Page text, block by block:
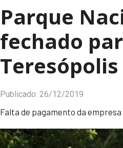
Parque
fechado
Teresópolis
Publicado: 26/12/2019
Falta de pagamento da